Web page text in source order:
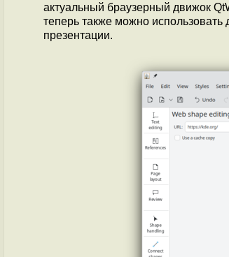
актуальный браузерный движок
теперь также можно
презентации.